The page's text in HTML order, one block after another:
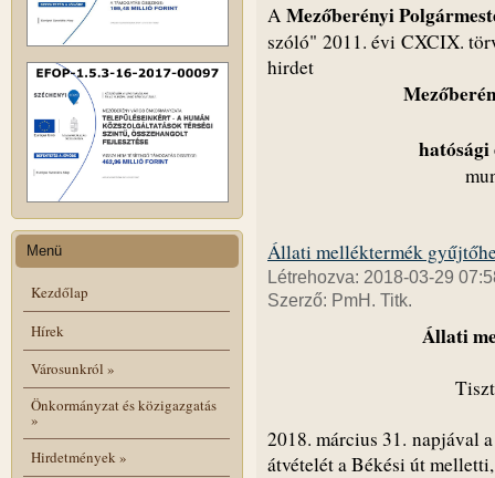
Menü
Kezdőlap
Hírek
Városunkról »
Önkormányzat és közigazgatás
»
Hirdetmények»
A Mezőberényi
szóló" 2011. évi CXCIX.
hirdet
hatósági
Állati melléktermék
Létrehozva: 2018-03-29
Szerző: PmH. Titk.
Állati
2018. március 31. napjával
átvételét a Békési út